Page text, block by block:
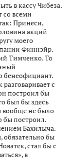
в кассу Чибеза.
со всеми
Принеси,
акций
моего
Финнэйр.
Тимченко. То
бенеофициант.
с
построил бы
был бы здесь
вообще не было
бы построил.
Бахилыча.
обязательно бы
стал бы с
в